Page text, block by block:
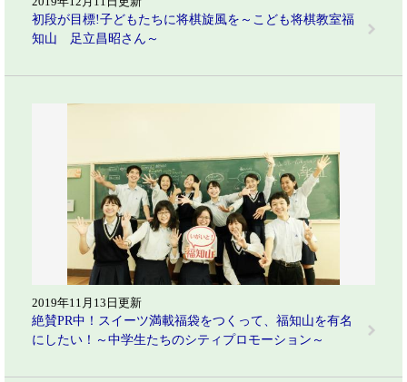
初段が目標!子どもたちに将棋旋風を～こども将棋教室福
知山 足立昌昭さん～
2019年11月13日更新
絶賛PR中！スイーツ満載福袋をつくって、福知山を有名
にしたい！～中学生たちのシティプロモーション～